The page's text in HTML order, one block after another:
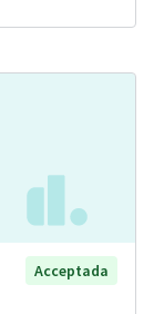
Acceptada